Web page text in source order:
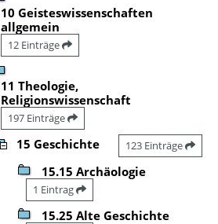
10 Geisteswissenschaften
allgemein
12 Einträge
11 Theologie,
Religionswissenschaft
197 Einträge
15 Geschichte 123 Einträge
15.15 Archäologie
1 Eintrag
15.25 Alte Geschichte